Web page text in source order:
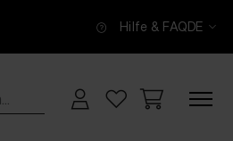
Hilfe & FAQDE